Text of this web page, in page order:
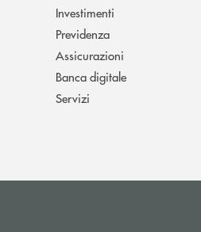
Investimenti
Previdenza
Assicurazioni
Banca digitale
Servizi